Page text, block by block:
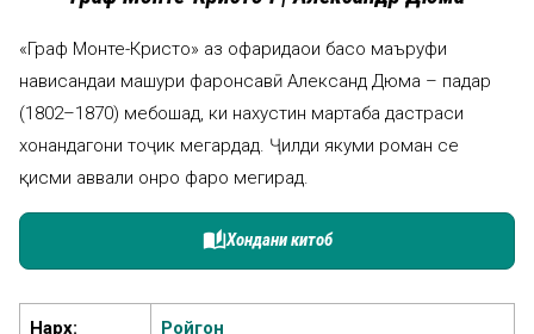
«Граф Монте-Кристо» аз офаридаҳои басо маъруфи
нависандаи машҳури фаронсавӣ Александ Дюма – падар
(1802–1870) мебошад, ки нахустин мартаба дастраси
хонандагони тоҷик мегардад. Ҷилди якуми роман се
қисми аввали онро фаро мегирад.
auto_storiesХондани китоб
Нарх: Ройгон